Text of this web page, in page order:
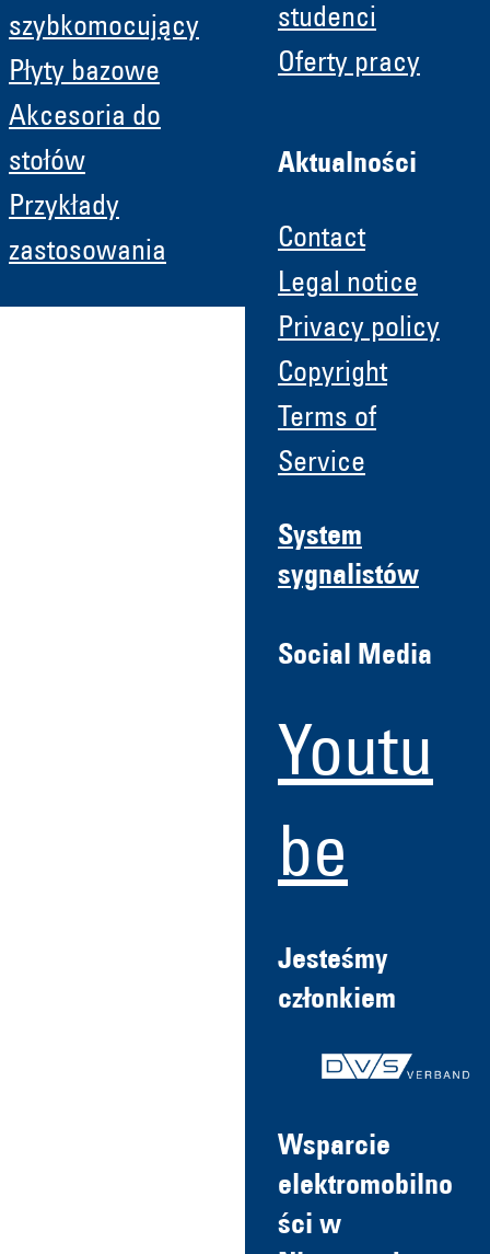
szybkomocujący
Płyty bazowe
Akcesoria do
stołów
Przykłady
zastosowania
studenci
Oferty pracy
Aktualności
Contact
Legal notice
Privacy policy
Copyright
Terms of
Service
System
sygnalistów
Social Media
Youtu
be
Jesteśmy
członkiem
Wsparcie
elektromobilno
ści w